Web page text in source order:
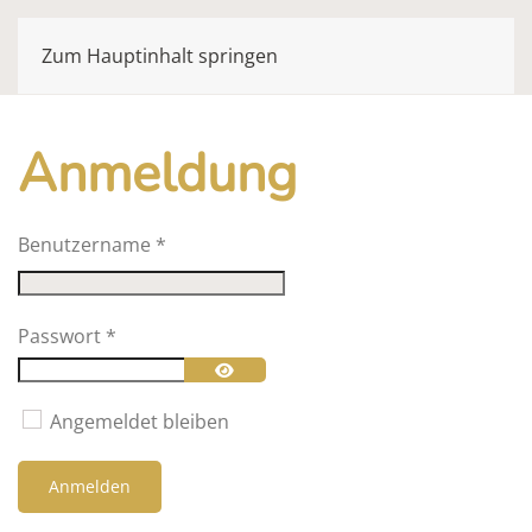
Zum Hauptinhalt springen
Anmeldung
Benutzername *
Passwort *
Passwort anzeigen
Angemeldet bleiben
Anmelden